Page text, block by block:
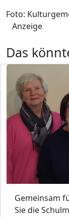
Foto:
Anzeige
Das
Gemeinsam
Sie die